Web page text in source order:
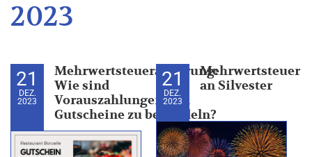
2023
21
DEZ.
2023
Mehrwertsteueränderung:
Wie sind
Vorauszahlungen und
Gutscheine zu behandeln?
21
DEZ.
2023
Mehrwertsteuer
an Silvester